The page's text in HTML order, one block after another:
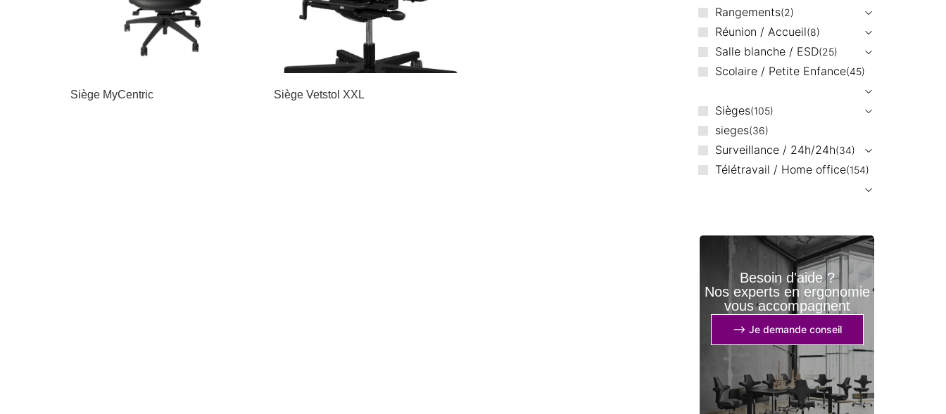
Siège MyCentric Siège Vetstol XXL
Rangements 2
Réunion / Accueil 8
Salle blanche / ESD 25
Scolaire / Petite Enfance 45
Sièges 105
sieges 36
Surveillance / 24h/24h 34
Télétravail / Home office 154
Besoin d'aide ?
Nos experts en ergonomie
vous accompagnent
⟶ Je demande conseil